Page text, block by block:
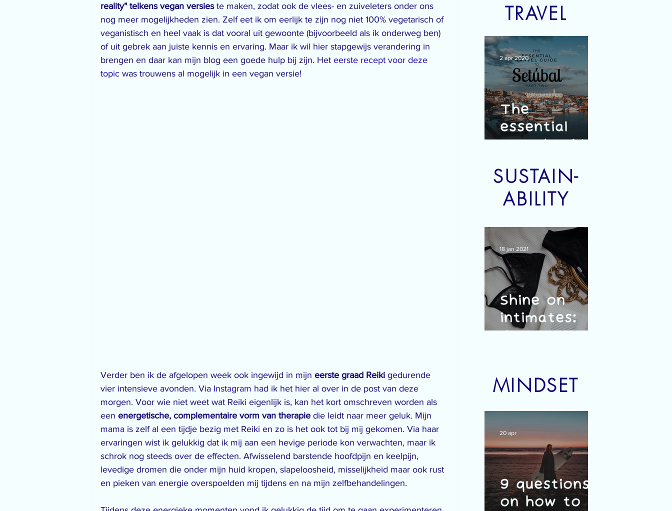
reality" telkens vegan versies te maken, zodat ook de vlees- en zuiveleters onder ons
nog meer mogelijkheden zien. Zelf eet ik om eerlijk te zijn nog niet 100% vegetarisch of
veganistisch en heel vaak is dat vooral uit gewoonte (bijvoorbeeld als ik onderweg ben)
of uit gebrek aan juiste kennis en ervaring. Maar ik wil hier stapgewijs verandering in
brengen en daar kan mijn blog een goede hulp bij zijn. Het eerste recept voor deze
topic was trouwens al mogelijk in een vegan versie!
Verder ben ik de afgelopen week ook ingewijd in mijn eerste graad Reiki gedurende
vier intensieve avonden. Via Instagram had ik het hier al over in de post van deze
morgen. Voor wie niet weet wat Reiki eigenlijk is, kan het kort omschreven worden als
een energetische, complementaire vorm van therapie die leidt naar meer geluk. Mijn
mama is zelf al een tijdje bezig met Reiki en zo is het ook tot bij mij gekomen. Via haar
ervaringen wist ik gelukkig dat ik mij aan een hevige periode kon verwachten, maar ik
schrok nog steeds over de effecten. Afwisselend barstende hoofdpijn en keelpijn,
levedige dromen die onder mijn huid kropen, slapeloosheid, misselijkheid maar ook rust
en pieken van energie overspoelden mij tijdens en na mijn zelfbehandelingen.
TRAVEL
The
essential
travel guide
part 2
2 apr 2020
SUSTAIN-
ABILITY
Shine on
intimates:
duurzaam,
18 jan 2021
MINDSET
9 questions
on how to
20 apr